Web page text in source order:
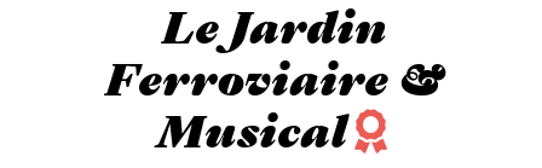
Le Jardin
Ferroviaire &
Musical